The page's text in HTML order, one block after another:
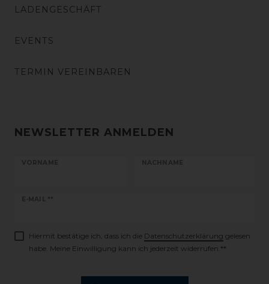
LADENGESCHÄFT
EVENTS
TERMIN VEREINBAREN
NEWSLETTER ANMELDEN
VORNAME NACHNAME
E-MAIL **
Newsletter
Hiermit bestätige ich, dass ich die Daten­schutz­erklärung gelesen
habe. Meine Einwilligung kann ich jederzeit widerrufen.**